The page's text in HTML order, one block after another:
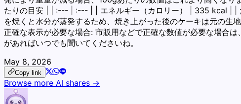
たりの目安 | | :--- | :--- | | エネルギー（カロリー） | 335 kcal |
を焼くと水分が蒸発するため、焼き上がった後のケーキは元の生
正確な表示が必要な場合: 市販用などで正確な数値が必要な場合
があればいつでも聞いてくださいね。
May 8, 2026
Copy link
Browse more AI shares →